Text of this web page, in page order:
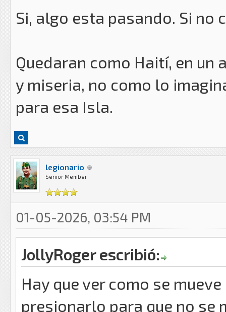
Si, algo esta pasando. Si no
Quedaran como Haití, en
y miseria, no como lo
para esa Isla.
legionario
Senior Member
01-05-2026, 03:54 PM
JollyRoger escribió:
Hay que ver como se
presionarlo para que no se